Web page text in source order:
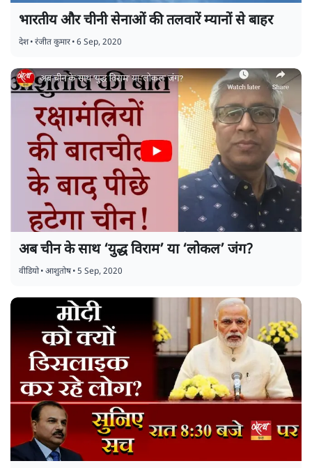
भारतीय और चीनी सेनाओं की तलवारें म्यानों से बाहर
देश•रंजीत कुमार•6 Sep, 2020
अब चीन के साथ ‘युद्ध विराम’ या ‘लोकल’ जंग?
वीडियो•आशुतोष•5 Sep, 2020